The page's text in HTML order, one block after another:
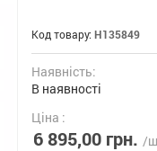
Код товару: H135849
Наявність:
В наявності
Ціна :
6 895,00 грн. /